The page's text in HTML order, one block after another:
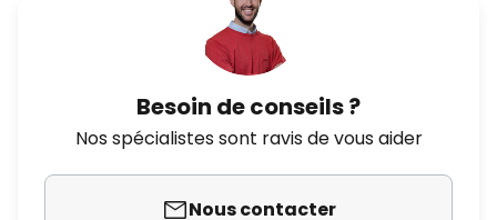
Besoin de conseils ?
Nos spécialistes sont ravis de vous aider
Nous contacter